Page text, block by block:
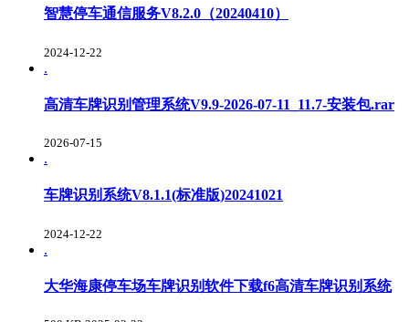
智慧停车通信服务V8.2.0（20240410）
2024-12-22
.
高清车牌识别管理系统V9.9-2026-07-11_11.7-安装包.rar
2026-07-15
.
车牌识别系统V8.1.1(标准版)20241021
2024-12-22
.
大华海康停车场车牌识别软件下载f6高清车牌识别系统